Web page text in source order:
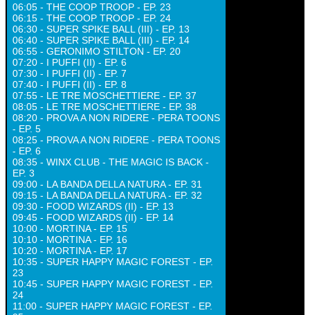
06:05 - THE COOP TROOP - EP. 23
06:15 - THE COOP TROOP - EP. 24
06:30 - SUPER SPIKE BALL (III) - EP. 13
06:40 - SUPER SPIKE BALL (III) - EP. 14
06:55 - GERONIMO STILTON - EP. 20
07:20 - I PUFFI (II) - EP. 6
07:30 - I PUFFI (II) - EP. 7
07:40 - I PUFFI (II) - EP. 8
07:55 - LE TRE MOSCHETTIERE - EP. 37
08:05 - LE TRE MOSCHETTIERE - EP. 38
08:20 - PROVA A NON RIDERE - PERA TOONS
- EP. 5
08:25 - PROVA A NON RIDERE - PERA TOONS
- EP. 6
08:35 - WINX CLUB - THE MAGIC IS BACK -
EP. 3
09:00 - LA BANDA DELLA NATURA - EP. 31
09:15 - LA BANDA DELLA NATURA - EP. 32
09:30 - FOOD WIZARDS (II) - EP. 13
09:45 - FOOD WIZARDS (II) - EP. 14
10:00 - MORTINA - EP. 15
10:10 - MORTINA - EP. 16
10:20 - MORTINA - EP. 17
10:35 - SUPER HAPPY MAGIC FOREST - EP.
23
10:45 - SUPER HAPPY MAGIC FOREST - EP.
24
11:00 - SUPER HAPPY MAGIC FOREST - EP.